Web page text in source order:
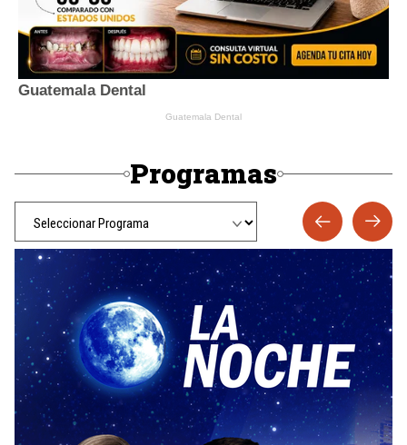
Programas